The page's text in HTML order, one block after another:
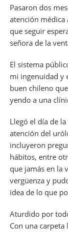
Pasaron dos
atención médica
que seguir
señora de la
El sistema
mi ingenuidad y
buen chileno
yendo a una
Llegó el día de
atención del
incluyeron
hábitos, entre
que jamás en la
vergüenza y
idea de lo que
Aturdido por
Con una carpeta